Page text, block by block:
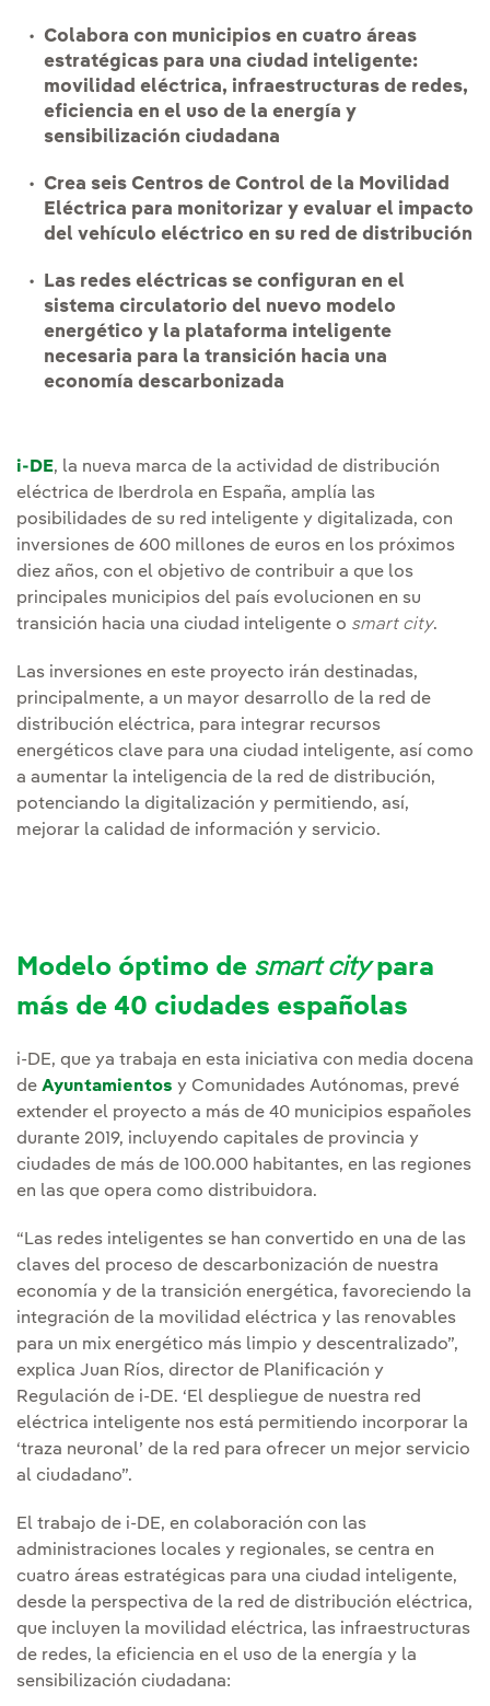
Colabora con municipios en cuatro áreas
estratégicas para una ciudad inteligente:
movilidad eléctrica, infraestructuras de redes,
eficiencia en el uso de la energía y
sensibilización ciudadana
Crea seis Centros de Control de la Movilidad
Eléctrica para monitorizar y evaluar el impacto
del vehículo eléctrico en su red de distribución
Las redes eléctricas se configuran en el
sistema circulatorio del nuevo modelo
energético y la plataforma inteligente
necesaria para la transición hacia una
economía descarbonizada
i-DE, la nueva marca de la actividad de distribución
eléctrica de Iberdrola en España, amplía las
posibilidades de su red inteligente y digitalizada, con
inversiones de 600 millones de euros en los próximos
diez años, con el objetivo de contribuir a que los
principales municipios del país evolucionen en su
transición hacia una ciudad inteligente o smart city.
Las inversiones en este proyecto irán destinadas,
principalmente, a un mayor desarrollo de la red de
distribución eléctrica, para integrar recursos
energéticos clave para una ciudad inteligente, así como
a aumentar la inteligencia de la red de distribución,
potenciando la digitalización y permitiendo, así,
mejorar la calidad de información y servicio.
Modelo óptimo de smart citypara
más de 40 ciudades españolas
i-DE, que ya trabaja en esta iniciativa con media docena
de Ayuntamientos y Comunidades Autónomas, prevé
extender el proyecto a más de 40 municipios españoles
durante 2019, incluyendo capitales de provincia y
ciudades de más de 100.000 habitantes, en las regiones
en las que opera como distribuidora.
“Las redes inteligentes se han convertido en una de las
claves del proceso de descarbonización de nuestra
economía y de la transición energética, favoreciendo la
integración de la movilidad eléctrica y las renovables
para un mix energético más limpio y descentralizado”,
explica Juan Ríos, director de Planificación y
Regulación de i-DE. ‘El despliegue de nuestra red
eléctrica inteligente nos está permitiendo incorporar la
‘traza neuronal’ de la red para ofrecer un mejor servicio
al ciudadano”.
El trabajo de i-DE, en colaboración con las
administraciones locales y regionales, se centra en
cuatro áreas estratégicas para una ciudad inteligente,
desde la perspectiva de la red de distribución eléctrica,
que incluyen la movilidad eléctrica, las infraestructuras
de redes, la eficiencia en el uso de la energía y la
sensibilización ciudadana: